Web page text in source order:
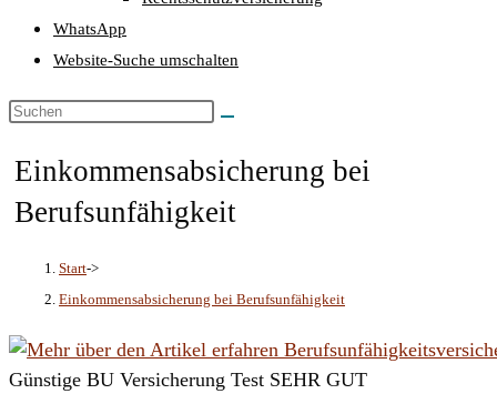
WhatsApp
Website-Suche umschalten
Einkommensabsicherung bei
Berufsunfähigkeit
Start->
Einkommensabsicherung bei Berufsunfähigkeit
Günstige BU Versicherung Test SEHR GUT